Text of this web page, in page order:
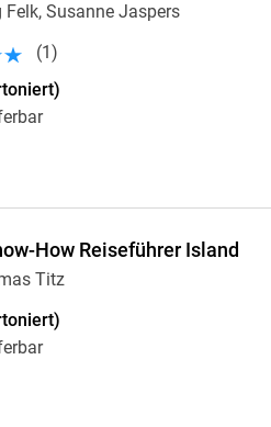
Susanne Jaspers
(1 )
How Reiseführer Island
Titz